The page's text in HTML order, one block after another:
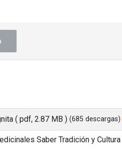
( pdf, 2.87 MB ) (685 descargas)
Saber Tradición y Cultura